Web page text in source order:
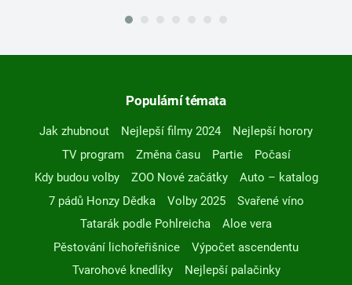
Populární témata
Jak zhubnout Nejlepší filmy 2024
Nejlepší horory
TV program
Změna času Partie
Počasí
Kdy budou volby
ZOO Nové začátky
Auto – katalog
7 pádů Honzy Dědka
Volby 2025
Svařené víno
Tatarák podle Pohlreicha
Aloe vera
Pěstování lichořeřišnice
Výpočet ascendentu
Tvarohové knedlíky
Nejlepší palačinky